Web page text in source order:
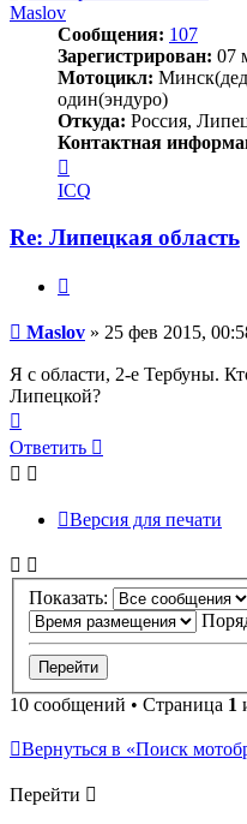
Maslov
Сообщения: 107
Зарегистрирован: 07
Мотоцикл:
один(эндуро)
Откуда: Россия,
Контактная
информация
пользователя
ICQ
Re: Липецкая область
Сообщение
Maslov » 25 фев 2015,
Я с области, 2-е Тербуны.
Липецкой?
к
началу
Ответить
Версия для печати
Показать:
10 сообщений • Страница 1
Вернуться в «Поиск
Перейти